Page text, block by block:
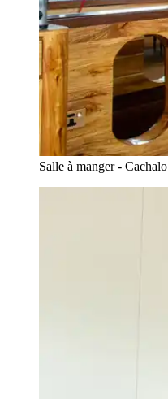
Salle à manger - Cachalo